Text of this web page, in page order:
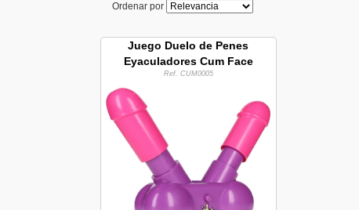
Ordenar por
Juego Duelo de Penes
Eyaculadores Cum Face
Ref. CUM0005